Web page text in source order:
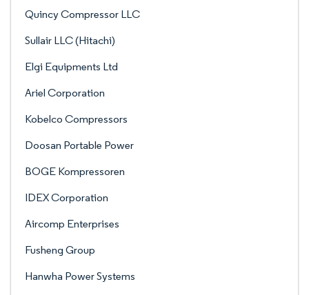
Quincy Compressor LLC
Sullair LLC (Hitachi)
Elgi Equipments Ltd
Ariel Corporation
Kobelco Compressors
Doosan Portable Power
BOGE Kompressoren
IDEX Corporation
Aircomp Enterprises
Fusheng Group
Hanwha Power Systems